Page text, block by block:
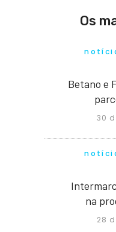
Os
Betano e
30
na
28